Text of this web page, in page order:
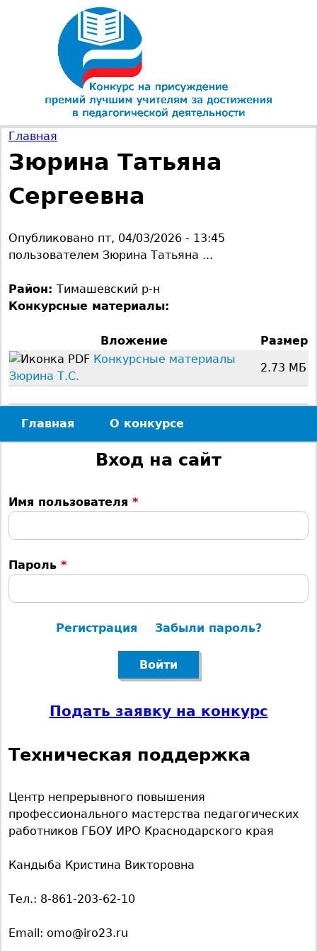
Jump to navigation
В
ы
з
д
е
ь
Главная
Зюрина Татьяна
Сергеевна
Опубликовано пт, 04/03/2026 - 13:45
пользователем Зюрина Татьяна ...
Район: Тимашевский р-н
Конкурсные материалы:
Вложение
Размер
Конкурсные материалы
Зюрина Т.С.
2.73 МБ
Г
а
в
н
н
Главная О конкурсе
Вход на сайт
Имя пользователя *
Пароль *
Регистрация Забыли пароль?
Подать заявку на конкурс
Техническая поддержка
Центр непрерывного повышения
профессионального мастерства педагогических
работников ГБОУ ИРО Краснодарского края
Кандыба Кристина Викторовна
Тел.: 8-861-203-62-10
Email: omo@iro23.ru